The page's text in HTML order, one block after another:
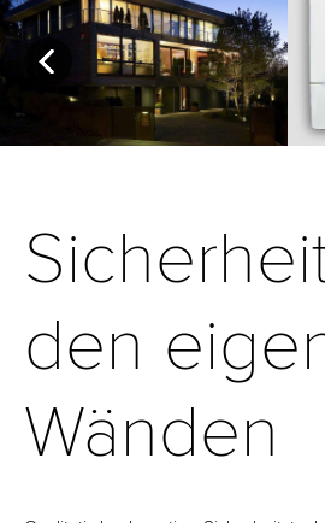
SICHERHEIT
TV & HIFI
den
Wänden